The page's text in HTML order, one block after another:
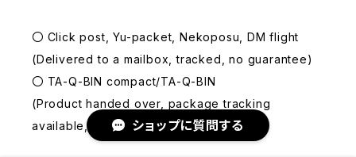
ショップに質問する
〇 Click post, Yu-packet, Nekoposu, DM flight
(Delivered to a mailbox, tracked, no guarantee)
〇 TA-Q-BIN compact/TA-Q-BIN
(Product handed over, package tracking
available, guaranteed)